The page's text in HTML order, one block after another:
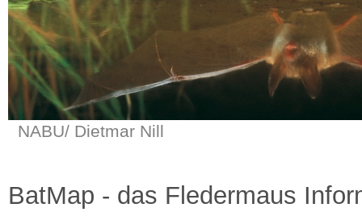
NABU/ Dietmar Nill
BatMap - das Fledermaus